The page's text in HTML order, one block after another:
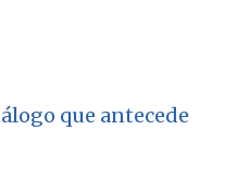
que antecede